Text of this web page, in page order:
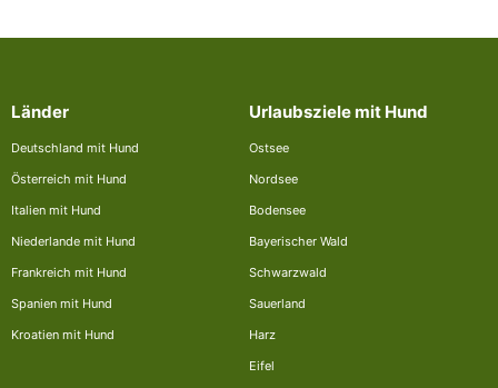
Länder
Deutschland mit Hund
Österreich mit Hund
Italien mit Hund
Niederlande mit Hund
Frankreich mit Hund
Spanien mit Hund
Kroatien mit Hund
Urlaubsziele mit Hund
Ostsee
Nordsee
Bodensee
Bayerischer Wald
Schwarzwald
Sauerland
Harz
Eifel